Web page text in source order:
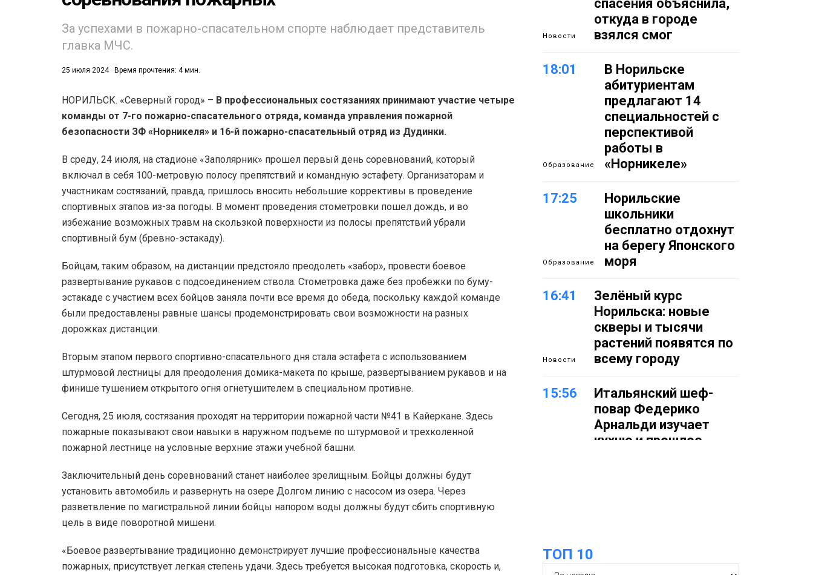
За успехами в пожарно-спасательном спорте наблюдает представитель
главка МЧС.
25 июля 2024 Время прочтения: 4 мин.
НОРИЛЬСК. «Северный город» – В профессиональных состязаниях принимают участие четыре
команды от 7-го пожарно-спасательного отряда, команда управления пожарной
безопасности ЗФ «Норникеля» и 16-й пожарно-спасательный отряд из Дудинки.
В среду, 24 июля, на стадионе «Заполярник» прошел первый день соревнований, который
включал в себя 100-метровую полосу препятствий и командную эстафету. Организаторам и
участникам состязаний, правда, пришлось вносить небольшие коррективы в проведение
спортивных этапов из-за погоды. В момент проведения стометровки пошел дождь, и во
избежание возможных травм на скользкой поверхности из полосы препятствий убрали
спортивный бум (бревно-эстакаду).
Бойцам, таким образом, на дистанции предстояло преодолеть «забор», провести боевое
развертывание рукавов с подсоединением ствола. Стометровка даже без пробежки по буму-
эстакаде с участием всех бойцов заняла почти все время до обеда, поскольку каждой команде
были предоставлены равные шансы продемонстрировать свои возможности на разных
дорожках дистанции.
Вторым этапом первого спортивно-спасательного дня стала эстафета с использованием
штурмовой лестницы для преодоления домика-макета по крыше, развертыванием рукавов и на
финише тушением открытого огня огнетушителем в специальном противне.
Сегодня, 25 июля, состязания проходят на территории пожарной части №41 в Кайеркане. Здесь
пожарные показывают свои навыки в наружном подъеме по штурмовой и трехколенной
пожарной лестнице на условные верхние этажи учебной башни.
Заключительный день соревнований станет наиболее зрелищным. Бойцы должны будут
установить автомобиль и развернуть на озере Долгом линию с насосом из озера. Через
разветвление по магистральной линии бойцы напором воды должны будут сбить спортивную
цель в виде поворотной мишени.
«Боевое развертывание традиционно демонстрирует лучшие профессиональные качества
пожарных, присутствует легкая степень удачи. Здесь требуется высокая подготовка, скорость и,
Новости
спасения объяснила,
откуда в городе
взялся смог
18:01
Образование
В Норильске
абитуриентам
предлагают 14
специальностей с
перспективой
работы в
«Норникеле»
17:25
Образование
Норильские
школьники
бесплатно отдохнут
на берегу Японского
моря
16:41
Новости
Зелёный курс
Норильска: новые
скверы и тысячи
растений появятся по
всему городу
15:56
Итальянский шеф-
повар Федерико
Арнальди изучает
кухню и прошлое
Спорт
ТОП 10